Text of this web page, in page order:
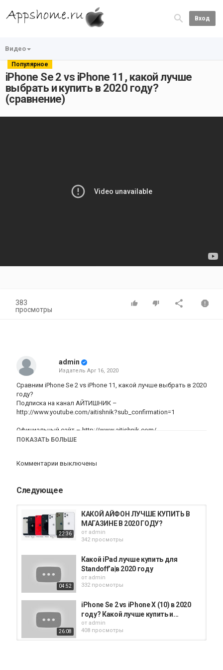
Вход
Видео
Популярное
iPhone Se 2 vs iPhone 11, какой лучше
выбрать и купить в 2020 году?
(сравнение)
383
просмотры
admin
Издатель Apr 16, 2020
Сравним iPhone Se 2 vs iPhone 11, какой лучше выбрать в 2020
году?
Подписка на канал АЙТИШНИК –
http://www.youtube.com/aitishnik?sub_confirmation=1
Официальный сайт – http://www.aitishnik.com/
Категория
ПОКАЗАТЬ БОЛЬШЕ
Комментарии выключены
Следующее
22:36
КАКОЙ АЙФОН ЛУЧШЕ КУПИТЬ В
МАГАЗИНЕ В 2020 ГОДУ?
от admin
342 просмотры
04:52
Какой iPad лучше купить для
Standoff’a|в 2020 году
от admin
332 просмотры
26:08
iPhone Se 2 vs iPhone X (10) в 2020
году? Какой лучше купить и...
от admin
408 просмотры